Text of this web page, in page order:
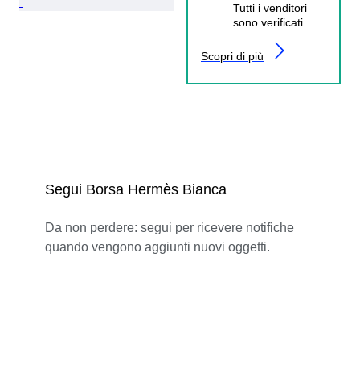
Tutti i venditori
sono verificati
Scopri di più
Segui Borsa Hermès Bianca
Da non perdere: segui per ricevere notifiche
quando vengono aggiunti nuovi oggetti.